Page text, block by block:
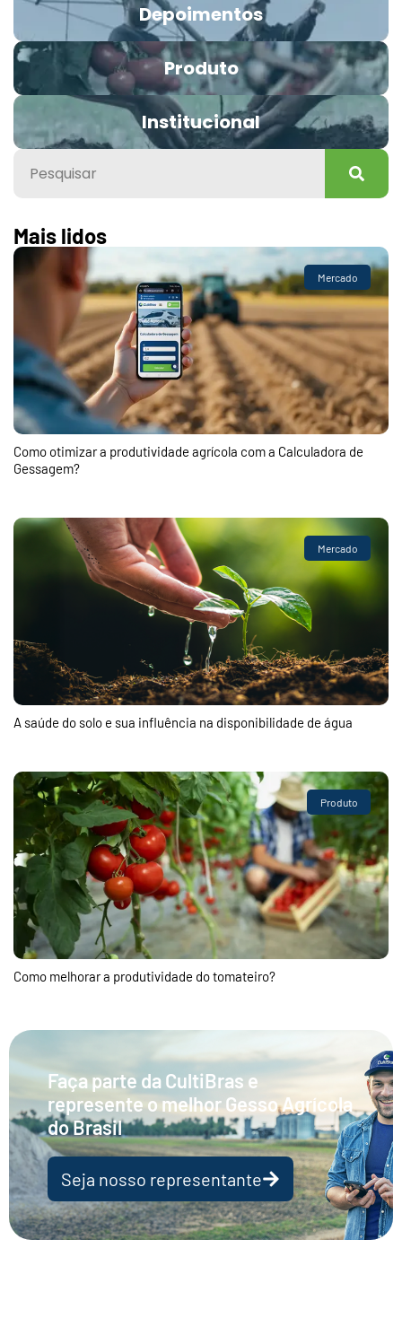
Depoimentos
Produto
Institucional
Mais lidos
Mercado
Como otimizar a produtividade agrícola com a Calculadora de
Gessagem?
Mercado
A saúde do solo e sua influência na disponibilidade de água
Produto
Como melhorar a produtividade do tomateiro?
Faça parte da CultiBras e
represente o melhor Gesso Agrícola
do Brasil
Seja nosso representante